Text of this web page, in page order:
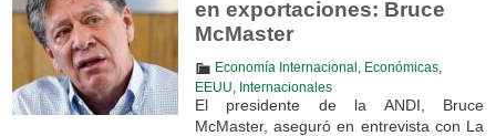
en exportaciones: Bruce
McMaster
Economía Internacional Económicas,
EEUU
Internacionales
El presidente de la ANDI, Bruce
McMaster, aseguró en entrevista con La